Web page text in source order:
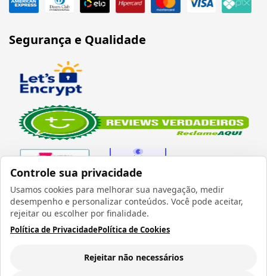
Controle sua privacidade
Usamos cookies para melhorar sua navegação, medir
desempenho e personalizar conteúdos. Você pode aceitar,
rejeitar ou escolher por finalidade.
Política de PrivacidadePolítica de Cookies
Rejeitar não necessários
Segurança e Qualidade
Verificada por